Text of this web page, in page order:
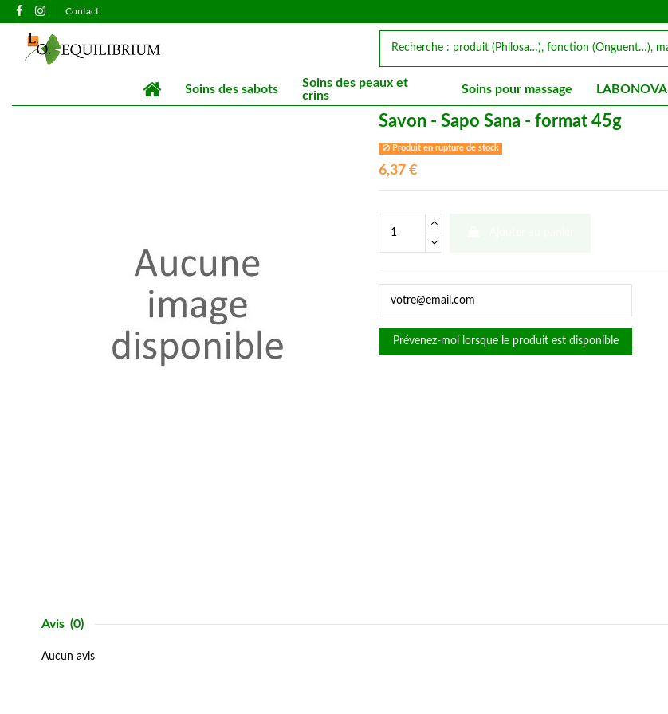
Contact
Soins des sabots
Soins des peaux et
crins
Soins pour massage LABONOVA
Savon - Sapo Sana - format 45g
Produit en rupture de stock
6,37 €
Avis (0)
Aucun avis